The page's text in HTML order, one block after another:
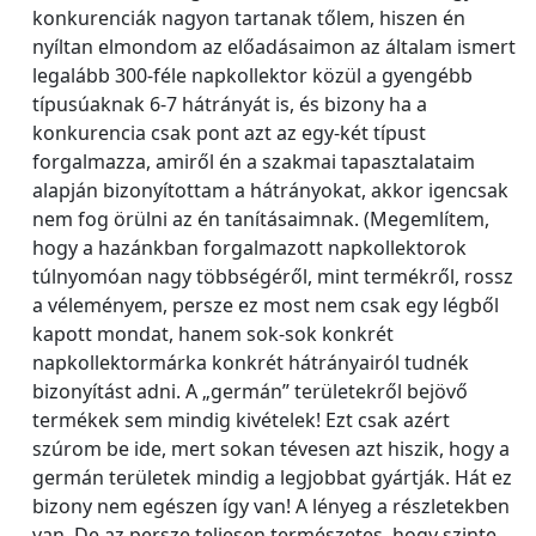
konkurenciák nagyon tartanak tőlem, hiszen én
nyíltan elmondom az előadásaimon az általam ismert
legalább 300-féle napkollektor közül a gyengébb
típusúaknak 6-7 hátrányát is, és bizony ha a
konkurencia csak pont azt az egy-két típust
forgalmazza, amiről én a szakmai tapasztalataim
alapján bizonyítottam a hátrányokat, akkor igencsak
nem fog örülni az én tanításaimnak. (Megemlítem,
hogy a hazánkban forgalmazott napkollektorok
túlnyomóan nagy többségéről, mint termékről, rossz
a véleményem, persze ez most nem csak egy légből
kapott mondat, hanem sok-sok konkrét
napkollektormárka konkrét hátrányairól tudnék
bizonyítást adni. A „germán” területekről bejövő
termékek sem mindig kivételek! Ezt csak azért
szúrom be ide, mert sokan tévesen azt hiszik, hogy a
germán területek mindig a legjobbat gyártják. Hát ez
bizony nem egészen így van! A lényeg a részletekben